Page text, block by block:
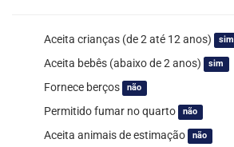
Aceita crianças (de 2 até 12 anos) sim
Aceita bebês (abaixo de 2 anos) sim
Fornece berços não
Permitido fumar no quarto não
Aceita animais de estimação não